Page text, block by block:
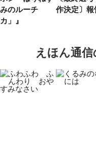
みのルーチ
カ」』
作決定〕報
えほん通